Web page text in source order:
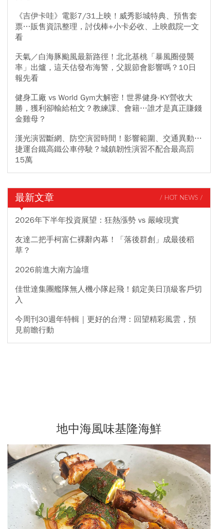
《吉伊卡哇》電影7/31上映！威秀影城特典、預售套
票…販售資訊整理，討伐棒+小卡必收、上映戲院一文
看
天氣／白海豚颱風最新路徑！北北基桃「暴風圈侵襲
率」出爐，這天估發布海警，父親節會影響嗎？10日
報先看
健身工廠 vs World Gym大解密！世界健身-KY營收大
勝，獲利卻輸給柏文？教練課、會籍…誰才是真正賺錢
金雞母？
漢光演習斷網、防空演習時間！影響範圍、交通異動…
捷運台鐵高鐵公車停駛？城鎮韌性演習不配合最高罰
15萬
最新文章 / HOT NEWS /
2026年下半年投資展望：狂熱漲勢 vs 嚴峻現實
友達二把手柯富仁裸辭內幕！「落後群創」成最後稻
草？
2026前進大南方論壇
佳世達集團艦隊無人機小隊起飛！鎖定美日頂級客戶切
入
今周刊30週年特輯｜更好的台灣：回望精彩風雲，預
見前瞻行動
地中海風味基隆海鮮